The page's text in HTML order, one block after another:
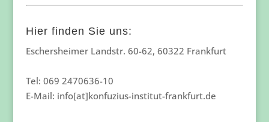
Hier finden Sie uns:
Eschersheimer Landstr. 60-62, 60322 Frankfurt
Tel: 069 2470636-10
E-Mail: info[at]konfuzius-institut-frankfurt.de